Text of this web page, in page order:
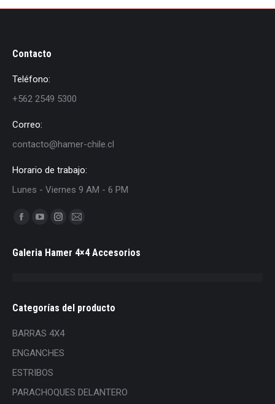
Contacto
Teléfono:
+562 2549 5300
Correo:
contacto@hamer-chile.cl
Horario de trabajo:
Lunes - Viernes 9 AM - 6 PM
Find us on:
Facebook
opens
window
YouTube
opens
window
Instagram
opens
window
Mail
opens
window
Galeria Hamer 4×4 Accesorios
Categorías del producto
BARRAS 4X4
ENGANCHES
ESTRIBOS
PARACHOQUES DELANTERO